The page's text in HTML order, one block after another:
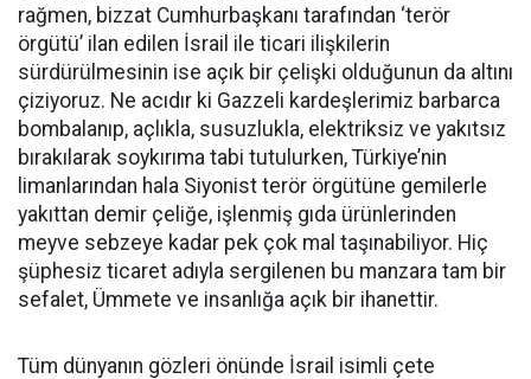
rağmen, bizzat Cumhurbaşkanı tarafından ‘terör
örgütü’ ilan edilen İsrail ile ticari ilişkilerin
sürdürülmesinin ise açık bir çelişki olduğunun da altını
çiziyoruz. Ne acıdır ki Gazzeli kardeşlerimiz barbarca
bombalanıp, açlıkla, susuzlukla, elektriksiz ve yakıtsız
bırakılarak soykırıma tabi tutulurken, Türkiye’nin
limanlarından hala Siyonist terör örgütüne gemilerle
yakıttan demir çeliğe, işlenmiş gıda ürünlerinden
meyve sebzeye kadar pek çok mal taşınabiliyor. Hiç
şüphesiz ticaret adıyla sergilenen bu manzara tam bir
sefalet, Ümmete ve insanlığa açık bir ihanettir.
Tüm dünyanın gözleri önünde İsrail isimli çete